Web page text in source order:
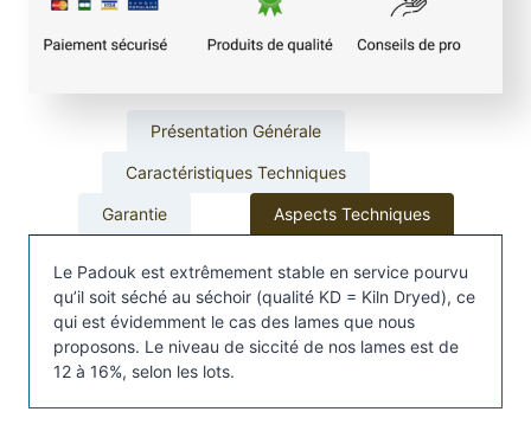
a
m
d
e
e
r
a
s
s
e
n
Présentation Générale
Caractéristiques Techniques
Garantie Aspects Techniques
Le Padouk est extrêmement stable en service pourvu
qu’il soit séché au séchoir (qualité KD = Kiln Dryed), ce
qui est évidemment le cas des lames que nous
proposons. Le niveau de siccité de nos lames est de
12 à 16%, selon les lots.